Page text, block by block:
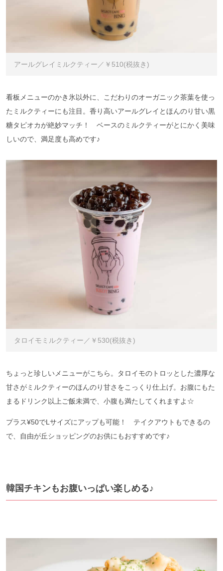
アールグレイミルクティー／￥510(税抜き)
看板メニューのかき氷以外に、こだわりのオーガニック茶葉を使っ
たミルクティーにも注目。香り高いアールグレイとほんのり甘い黒
糖タピオカが絶妙マッチ！ ベースのミルクティーがとにかく美味
しいので、満足度も高めです♪
タロイモミルクティー／￥530(税抜き)
ちょっと珍しいメニューがこちら。タロイモのトロッとした濃厚な
甘さがミルクティーのほんのり甘さをこっくり仕上げ。お腹にもた
まるドリンク以上ご飯未満で、小腹も満たしてくれますよ☆
プラス¥50でLサイズにアップも可能！ テイクアウトもできるの
で、自由が丘ショッピングのお供にもおすすめです♪
韓国チキンもお腹いっぱい楽しめる♪